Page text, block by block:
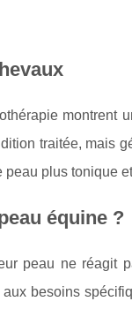
montrent
traitée, mais
plus tonique
équine ?
peau ne réagit
besoins